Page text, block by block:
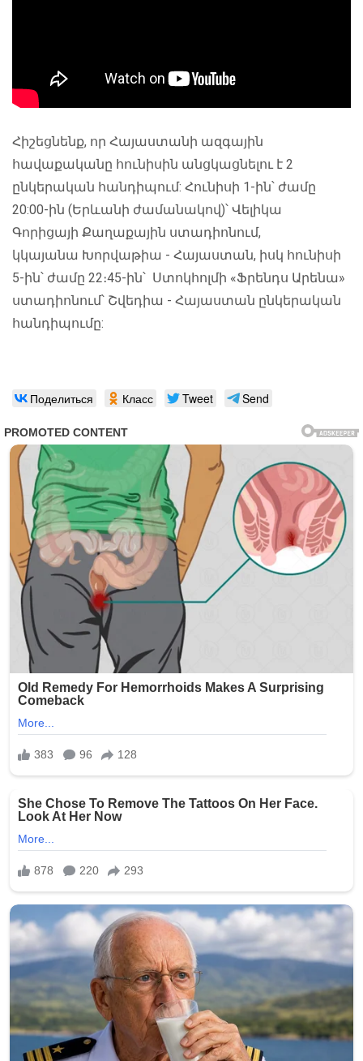
Հիշեցնենք, որ Հայաստանի ազգային
հավաքականը հունիսին անցկացնելու է 2
ընկերական հանդիպում: Հունիսի 1-ին՝ ժամը
20:00-ին (Երևանի ժամանակով)՝ Վելիկա
Գորիցայի Քաղաքային ստադիոնում,
կկայանա Խորվաթիա - Հայաստան, իսկ հունիսի
5-ին՝ ժամը 22։45-ին՝ Ստոկհոլմի «Ֆրենդս Արենա»
ստադիոնում՝ Շվեդիա - Հայաստան ընկերական
հանդիպումը:
Поделиться Класс Tweet Send